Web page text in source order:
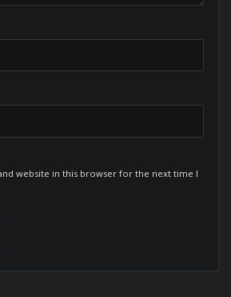
website in this browser for the next time I